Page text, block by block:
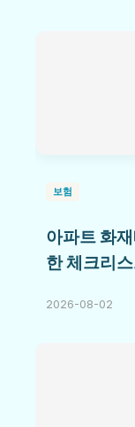
보험
아파트 화
한 체크리
2026-08-02